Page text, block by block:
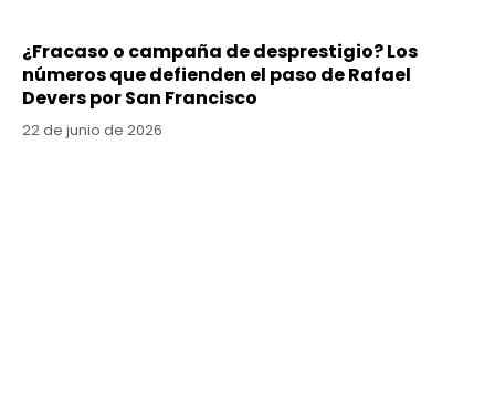
¿Fracaso o campaña de desprestigio? Los
números que defienden el paso de Rafael
Devers por San Francisco
22 de junio de 2026